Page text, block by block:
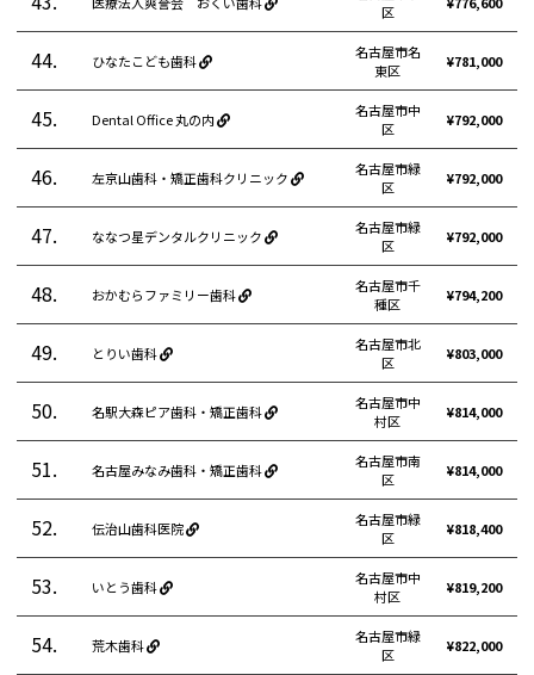
区
44. ひなたこども歯科
名古屋市名
東区
¥781,000
45. Dental Office 丸の内
名古屋市中
区
¥792,000
46. 左京山歯科・矯正歯科クリニック
名古屋市緑
区
¥792,000
47. ななつ星デンタルクリニック
名古屋市緑
区
¥792,000
48. おかむらファミリー歯科
名古屋市千
種区
¥794,200
49. とりい歯科
名古屋市北
区
¥803,000
50. 名駅大森ピア歯科・矯正歯科
名古屋市中
村区
¥814,000
51. 名古屋みなみ歯科・矯正歯科
名古屋市南
区
¥814,000
52. 伝治山歯科医院
名古屋市緑
区
¥818,400
53. いとう歯科
名古屋市中
村区
¥819,200
54. 荒木歯科
名古屋市緑
区
¥822,000